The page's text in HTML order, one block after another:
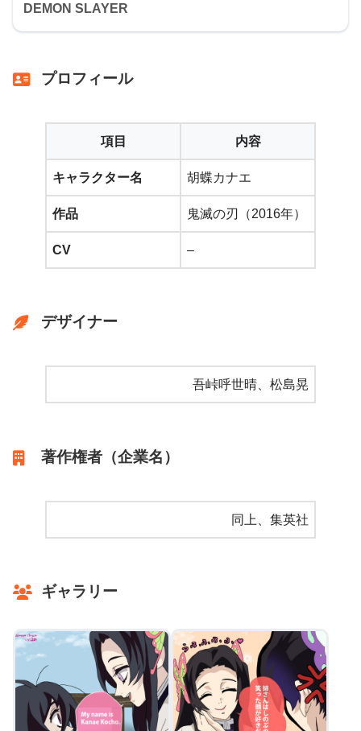
DEMON SLAYER
プロフィール
項目 内容
キャラクター名 胡蝶カナエ
作品 鬼滅の刃（2016年）
CV –
デザイナー
吾峠呼世晴、松島晃
著作権者（企業名）
同上、集英社
ギャラリー